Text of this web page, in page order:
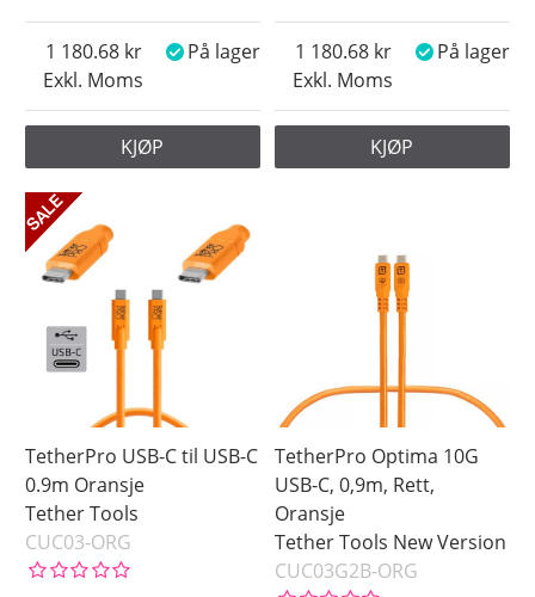
Exkl. Moms
1 180.68 På lager
KJØP
Exkl. Moms
1 180.68 På lager
KJØP
TetherPro USB-C til USB-C
0.9m Oransje
Tether Tools
CUC03-ORG
TetherPro Optima 10G
USB-C, 0,9m, Rett,
Oransje
Tether Tools New Version
CUC03G2B-ORG